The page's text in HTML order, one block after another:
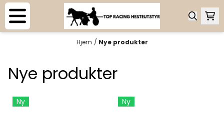
Hopp til innhold
Hjem / Nye produkter
Nye produkter
Ny Ny